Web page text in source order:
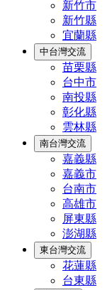
新竹市
新竹縣
宜蘭縣
中台灣交流
苗栗縣
台中市
南投縣
彰化縣
雲林縣
南台灣交流
嘉義縣
嘉義市
台南市
高雄市
屏東縣
澎湖縣
東台灣交流
花蓮縣
台東縣